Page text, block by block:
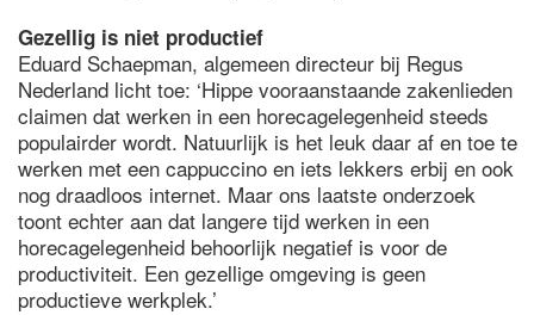
Gezellig is niet productief
Eduard Schaepman, algemeen directeur bij Regus
Nederland licht toe: ‘Hippe vooraanstaande zakenlieden
claimen dat werken in een horecagelegenheid steeds
populairder wordt. Natuurlijk is het leuk daar af en toe te
werken met een cappuccino en iets lekkers erbij en ook
nog draadloos internet. Maar ons laatste onderzoek
toont echter aan dat langere tijd werken in een
horecagelegenheid behoorlijk negatief is voor de
productiviteit. Een gezellige omgeving is geen
productieve werkplek.’